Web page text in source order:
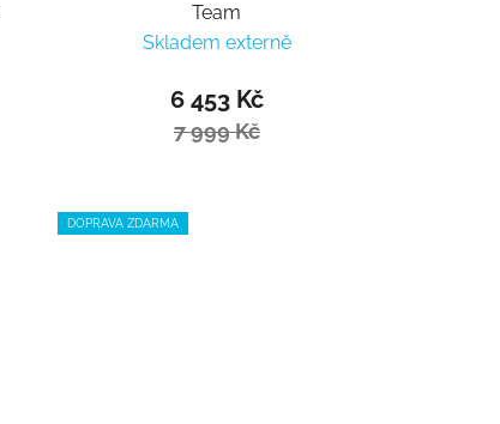
Team
Skladem externě
6 453 Kč
7 999 Kč
DOPRAVA ZDARMA